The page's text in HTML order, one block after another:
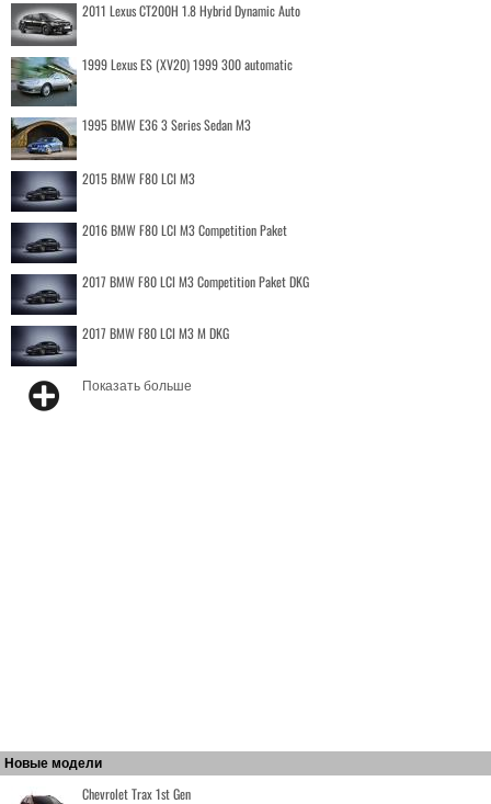
2011 Lexus CT200H 1.8 Hybrid Dynamic Auto
1999 Lexus ES (XV20) 1999 300 automatic
1995 BMW E36 3 Series Sedan M3
2015 BMW F80 LCI M3
2016 BMW F80 LCI M3 Competition Paket
2017 BMW F80 LCI M3 Competition Paket DKG
2017 BMW F80 LCI M3 M DKG
Показать больше
Новые модели
Chevrolet Trax 1st Gen